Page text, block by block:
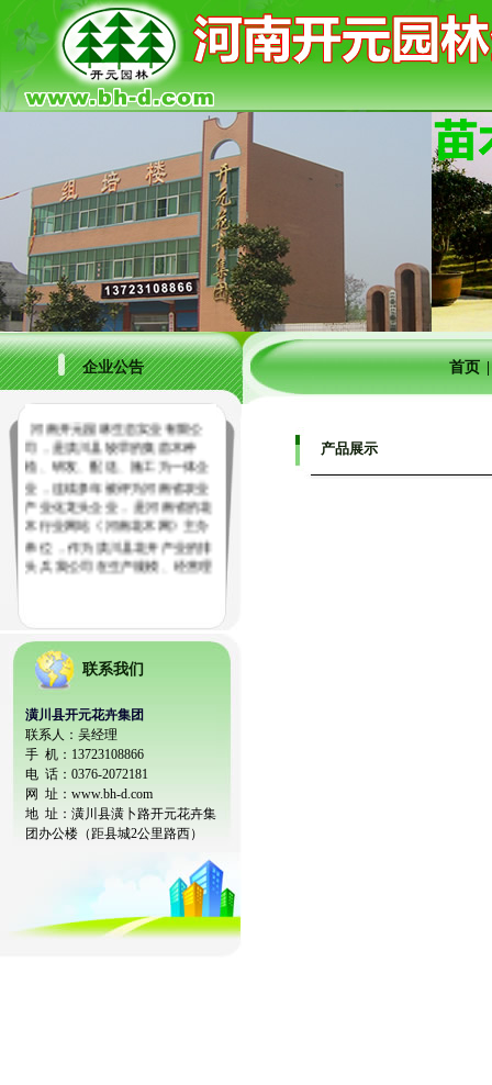
企业公告 首页
司，是潢川县较早的集苗木种
植、研发、配送、施工为一体企
业，连续多年被评为河南省农业
产业化龙头企业， 是河南省的花
木行业网站《河南花木网》主办
单位 ，作为潢川县花卉产业的排
头兵 我公司在生产规模、经营理
念、信息技术方面 对潢川县整个
种，潢川开元花卉集团配送中心
成立几年来先后为武汉、郑州、
唐山、北京、西安、重庆、合
肥、山西等省市组织配送优质苗
木，受到工程主管部位的好评！
本站关键词：
苗木，河南苗圃，潢川苗圃，苗
木种植基地，苗木价格咨询
联系我们
潢川县开元花卉集团
联系人：吴经理
手 机：13723108866
电 话： 0376-2072181
网 址：www.bh-d.com
地 址：潢川县潢卜路开元花卉集
团办公楼（距县城2公里路西）
产品展示